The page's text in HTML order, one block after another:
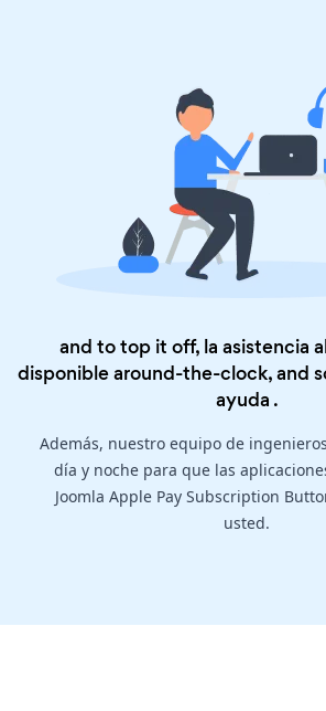
and to top it off, la asistencia
disponible around-the-clock, and
ayuda .
Además, nuestro equipo de
día y noche para que las
Joomla Apple Pay Subscription
usted.